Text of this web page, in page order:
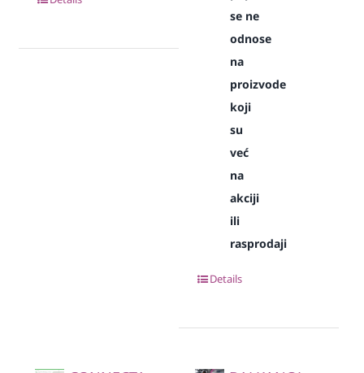
se ne
odnose
na
proizvode
koji
su
već
na
akciji
ili
rasprodaji
Details